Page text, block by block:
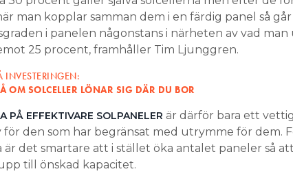
man kopplar samman dem i en färdig panel så
i panelen någonstans i närheten av vad
25 procent, framhåller Tim Ljunggren.
INVESTERINGEN:
OM SOLCELLER LÖNAR SIG DÄR DU BOR
PÅ EFFEKTIVARE SOLPANELER är därför bara ett
för den som har begränsat med utrymme för dem.
är det smartare att i stället öka antalet paneler så att
till önskad kapacitet.